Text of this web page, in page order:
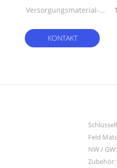
Versorgungsmaterial-
KONTAKT
Feld
NW / GW:
Zubehör: